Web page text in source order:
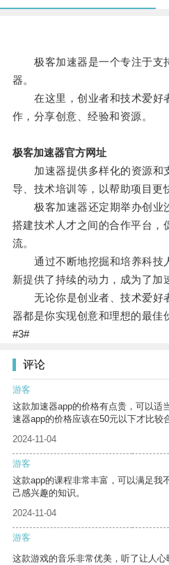
极客加速器是一个专注于支
器。
在这里，创业者和技术爱好
作，分享创意、经验和资源。
极客加速器官方网址
加速器提供多样化的资源和
导、技术培训等，以帮助项目更
极客加速器还定期举办创业
搭建技术人才之间的合作平台，
流。
通过不断地挖掘和培养科技
新提供了持续的动力，成为了加
无论你是创业者、技术爱好
器都是你实现创意和理想的最佳
#3#
评论
游客
这款加速器app的价格有点贵，可以适
速器app的价格应该在50元以下才比较
2024-11-04
游客
这款app的课程非常丰富，可以满足我
己感兴趣的知识。
2024-11-04
游客
这款游戏的音乐非常优美，听了让人心